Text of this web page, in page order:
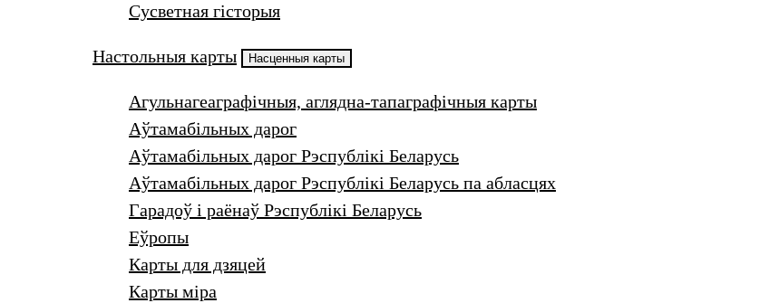
Сусветная гісторыя
Настольныя карты Насценныя карты
Агульнагеаграфічныя, аглядна-тапаграфічныя карты
Аўтамабільных дарог
Аўтамабільных дарог Рэспублікі Беларусь
Аўтамабільных дарог Рэспублікі Беларусь па абласцях
Гарадоў i раёнаў Рэспублікі Беларусь
Еўропы
Карты для дзяцей
Карты міра